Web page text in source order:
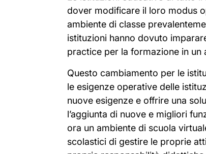
dover modificare il loro modus
ambiente di classe
istituzioni hanno dovuto
practice per la formazione in un
Questo cambiamento per le
le esigenze operative delle
nuove esigenze e offrire una
l’aggiunta di nuove e migliori
ora un ambiente di scuola
scolastici di gestire le proprie